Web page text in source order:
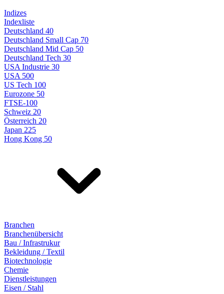
Indizes
Indexliste
Deutschland 40
Deutschland Small Cap 70
Deutschland Mid Cap 50
Deutschland Tech 30
USA Industrie 30
USA 500
US Tech 100
Eurozone 50
FTSE-100
Schweiz 20
Österreich 20
Japan 225
Hong Kong 50
Branchen
Branchenübersicht
Bau / Infrastrukur
Bekleidung / Textil
Biotechnologie
Chemie
Dienstleistungen
Eisen / Stahl